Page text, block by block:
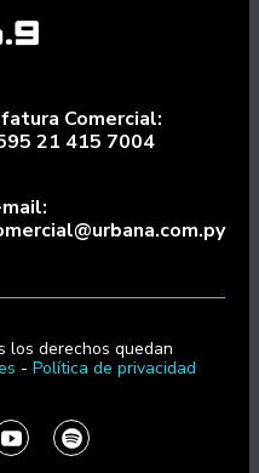
Comercial:
21 415 7004
los derechos quedan
- Política de privacidad
youtubespotify